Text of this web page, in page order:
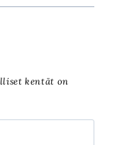
kentät on